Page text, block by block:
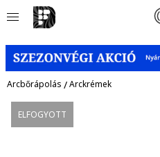
Arcbőrápolás /Arckrémek
ELFOGYOTT